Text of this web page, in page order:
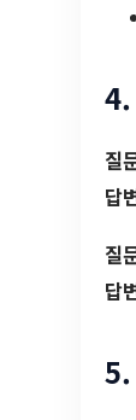
4.
질
답
질
답